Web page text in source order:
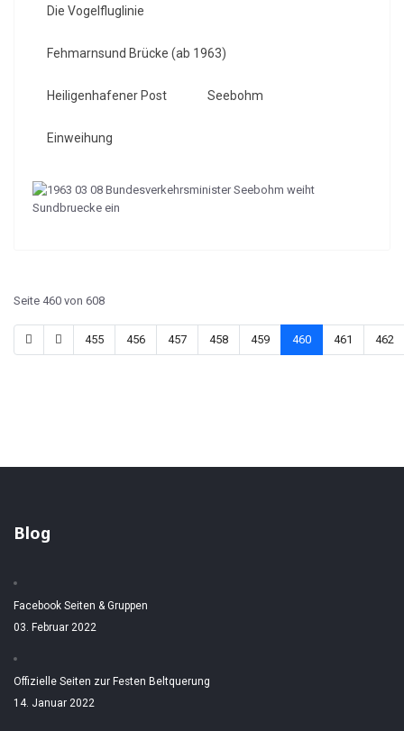
Die Vogelfluglinie
Fehmarnsund Brücke (ab 1963)
Heiligenhafener Post Seebohm
Einweihung
Seite 460 von 608
455 456 457 458 459 460 461 462
Blog
Facebook Seiten & Gruppen
03. Februar 2022
Offizielle Seiten zur Festen Beltquerung
14. Januar 2022